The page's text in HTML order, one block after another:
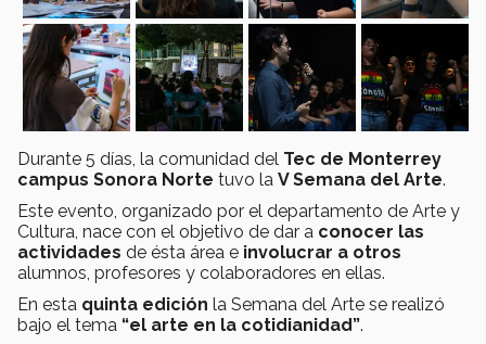
Durante 5 días, la comunidad del Tec de Monterrey
campus Sonora Norte tuvo la V Semana del Arte.
Este evento, organizado por el departamento de Arte y
Cultura, nace con el objetivo de dar a conocer las
actividades de ésta área e involucrar a otros
alumnos, profesores y colaboradores en ellas.
En esta quinta edición la Semana del Arte se realizó
bajo el tema “el arte en la cotidianidad”.